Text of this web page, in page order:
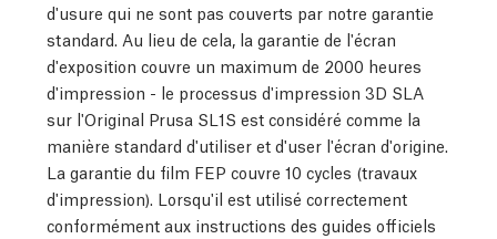
d'usure qui ne sont pas couverts par notre garantie
standard. Au lieu de cela, la garantie de l'écran
d'exposition couvre un maximum de 2000 heures
d'impression - le processus d'impression 3D SLA
sur l'Original Prusa SL1S est considéré comme la
manière standard d'utiliser et d'user l'écran d'origine.
La garantie du film FEP couvre 10 cycles (travaux
d'impression). Lorsqu'il est utilisé correctement
conformément aux instructions des guides officiels